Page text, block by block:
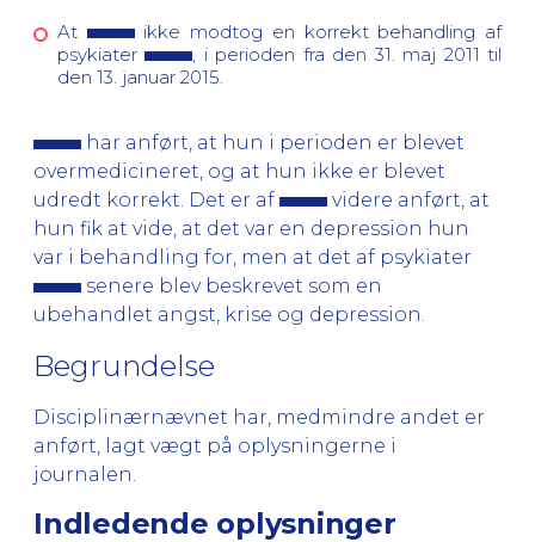
At
ikke modtog en korrekt behandling af
psykiater
, i perioden fra den 31. maj 2011 til
den 13. januar 2015.
har anført, at hun i perioden er blevet
overmedicineret, og at hun ikke er blevet
udredt korrekt. Det er af
videre anført, at
hun fik at vide, at det var en depression hun
var i behandling for, men at det af psykiater
senere blev beskrevet som en
ubehandlet angst, krise og depression.
Begrundelse
Disciplinærnævnet har, medmindre andet er
anført, lagt vægt på oplysningerne i
journalen.
Indledende oplysninger